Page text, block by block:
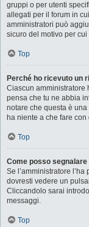
gruppi o per utenti
allegati per il forum in
amministratori può
sicuro del motivo per
Top
Perché ho ricevuto un
Ciascun amministratore
pensa che tu ne abbia
notare che questa è
ha niente a che fare
Top
Come posso
Se l’amministratore
dovresti vedere un
Cliccandolo sarai
messaggi.
Top